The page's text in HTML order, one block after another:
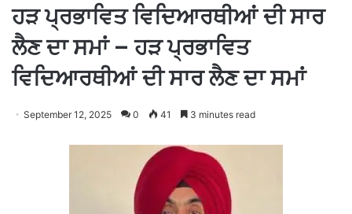
ਹੜ ਪ੍ਰਭਾਵਿਤ ਵਿਦਿਆਰਥੀਆਂ ਦੀ ਸਾਰ
ਲੈਣ ਦਾ ਸਮਾਂ – ਹੜ ਪ੍ਰਭਾਵਿਤ
ਵਿਦਿਆਰਥੀਆਂ ਦੀ ਸਾਰ ਲੈਣ ਦਾ ਸਮਾਂ
September 12, 2025 0 41 3 minutes read